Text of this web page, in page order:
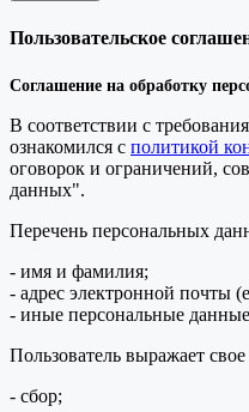
Пользовательское
Соглашение на обработку
В соответствии с
ознакомился с политикой
оговорок и ограничений,
данных".
Перечень персональных
- имя и фамилия;
- адрес электронной почты
- иные персональные
Пользователь выражает
- сбор;